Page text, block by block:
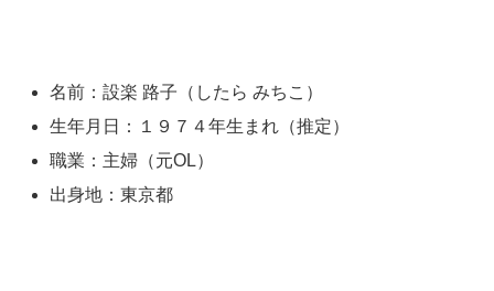
名前：設楽 路子（したら みちこ）
生年月日：１９７４年生まれ（推定）
職業：主婦（元OL）
出身地：東京都